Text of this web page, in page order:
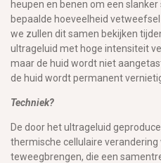
heupen en benen om een
bepaalde hoeveelheid
we zullen dit samen bekijken
ultrageluid met hoge intensiteit
maar de huid wordt niet
de huid wordt permanent
Techniek?
De door het ultrageluid
thermische cellulaire verandering
teweegbrengen, die een